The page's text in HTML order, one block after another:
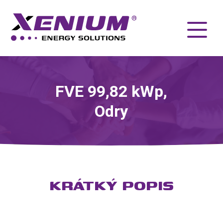
FVE 99,82 kWp,
Odry
KRÁTKÝ POPIS